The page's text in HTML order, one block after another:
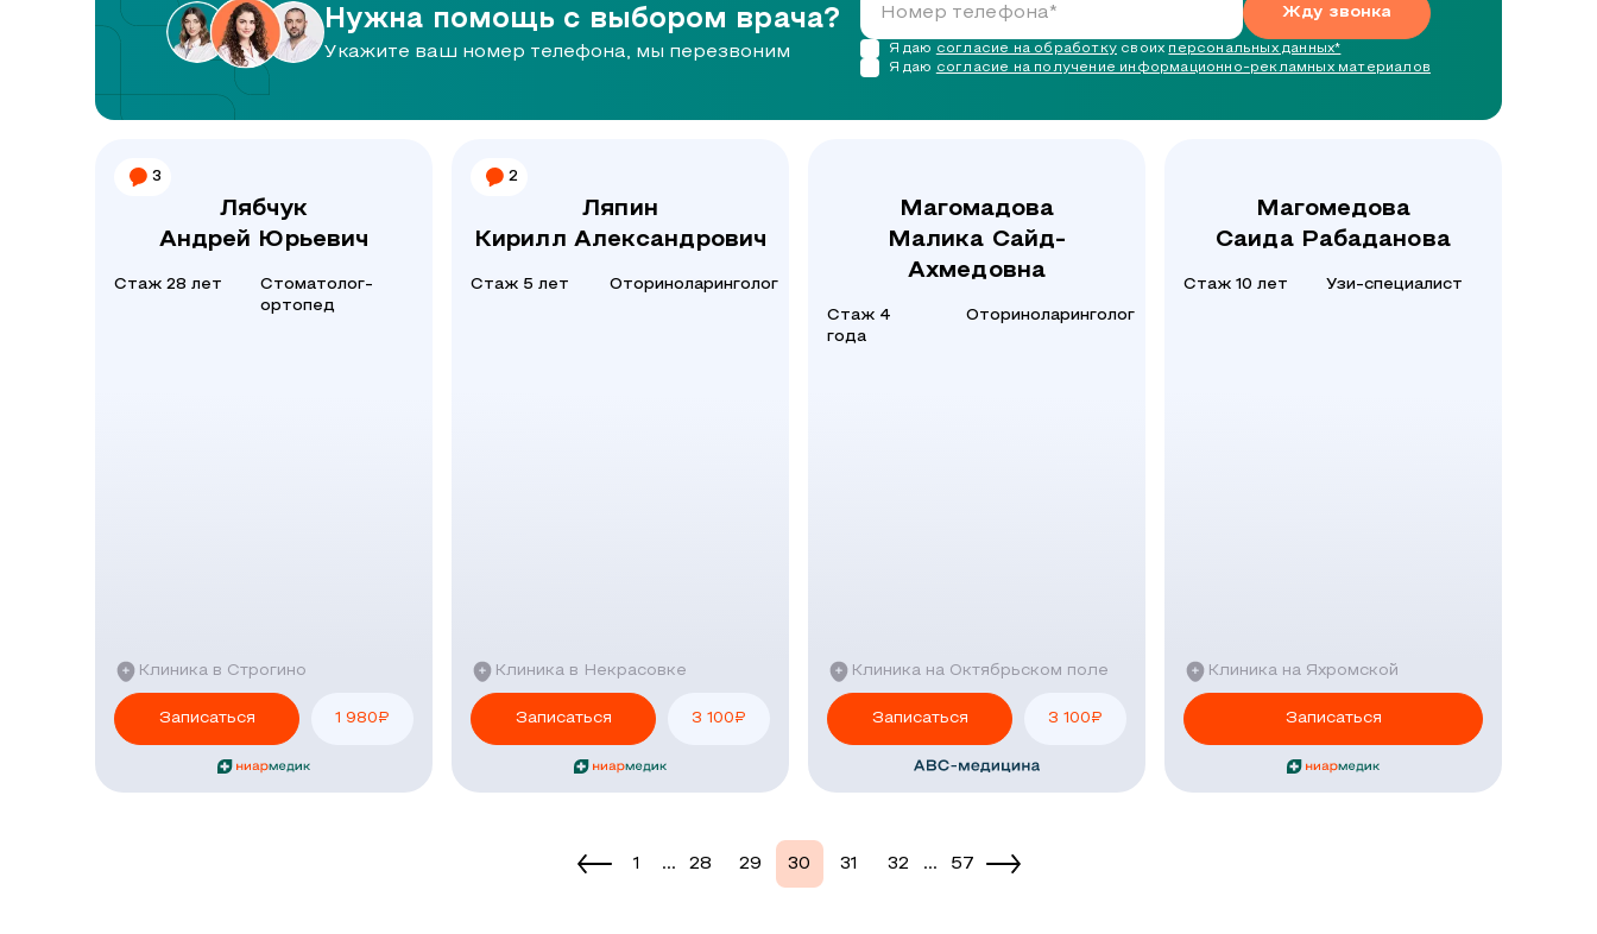
Нужна помощь с выбором врача?
Укажите ваш номер телефона, мы перезвоним
Жду звонка
Я даю согласие на обработку своих персональных данных*
Я даю согласие на получение информационно-рекламных материалов
3
Лябчук
Андрей Юрьевич
Стаж 28 лет
Стоматолог-
ортопед
Клиника в Строгино
Записаться 1 980₽
2
Ляпин
Кирилл Александрович
Стаж 5 лет Оториноларинголог
Клиника в Некрасовке
Записаться 3 100₽
Магомадова
Малика Сайд-
Ахмедовна
Стаж 4
года
Оториноларинголог
Клиника на Октябрьском поле
Записаться 3 100₽
Магомедова
Саида Рабаданова
Стаж 10 лет Узи-специалист
Клиника на Яхромской
Записаться
1 ... 28 29 30 31 32 ... 57